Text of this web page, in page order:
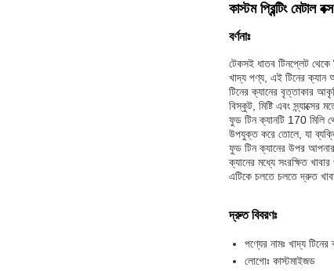
কাস্টম প্রিন্টিং মেটাল
বর্ণনাঃ
টেকসই ধাতব টিনপ্লেট থেকে
খাদ্য পণ্য, এই টিনের ক্যান
টিনের ক্যানের বৃত্তাকার
বিস্কুট, মিষ্টি এবং
ফুড টিন ক্যানটি 170 মিলি
উপযুক্ত করে তোলে, যা
ফুড টিন ক্যানের উপর আপনার
ক্যানের মধ্যে সংরক্ষিত
এটিকে চলতে চলতে দ্রুত
দ্রুত বিবরণঃ
পণ্যের নামঃ খাদ্য টিনের
লোগোঃ কাস্টমাইজড